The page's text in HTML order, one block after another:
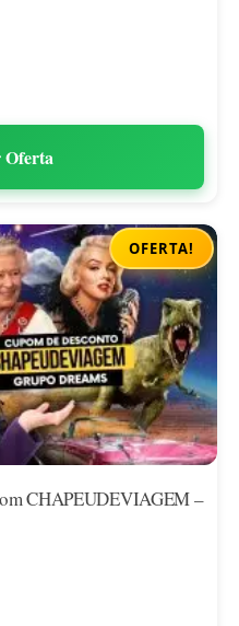
OFERTA!
CHAPEUDEVIAGEM –